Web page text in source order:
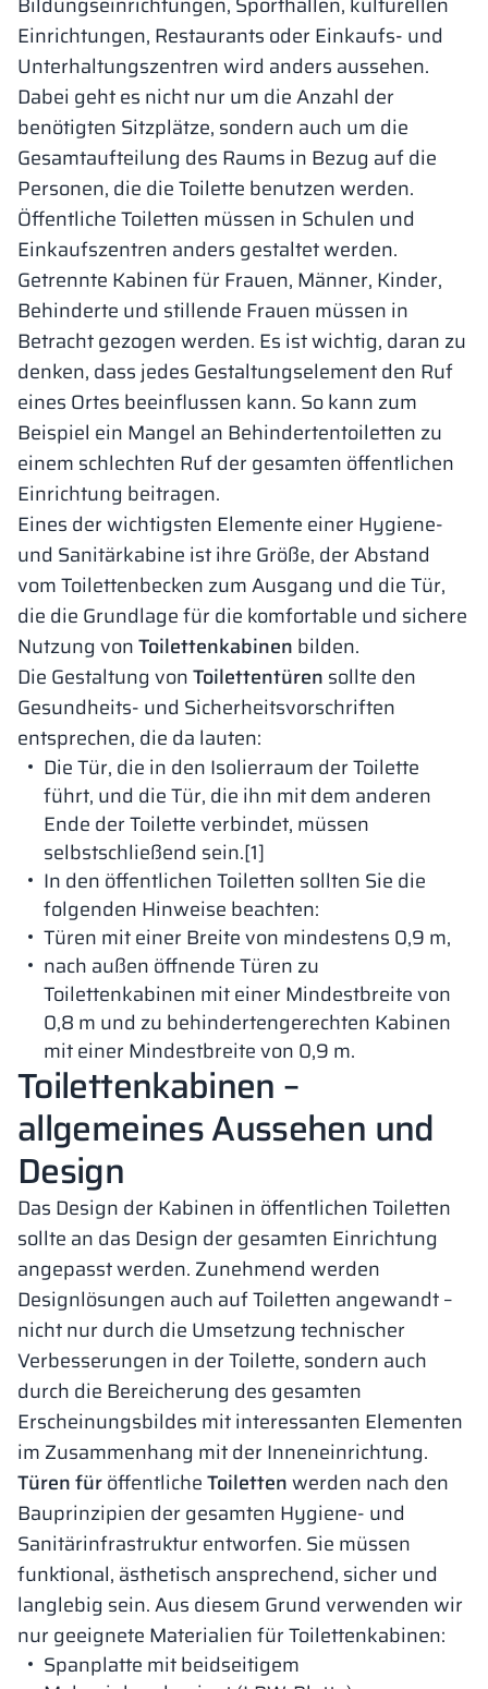
Einrichtungen, Restaurants oder Einkaufs- und
Unterhaltungszentren wird anders aussehen.
Dabei geht es nicht nur um die Anzahl der
benötigten Sitzplätze, sondern auch um die
Gesamtaufteilung des Raums in Bezug auf die
Personen, die die Toilette benutzen werden.
Öffentliche Toiletten müssen in Schulen und
Einkaufszentren anders gestaltet werden.
Getrennte Kabinen für Frauen, Männer, Kinder,
Behinderte und stillende Frauen müssen in
Betracht gezogen werden. Es ist wichtig, daran zu
denken, dass jedes Gestaltungselement den Ruf
eines Ortes beeinflussen kann. So kann zum
Beispiel ein Mangel an Behindertentoiletten zu
einem schlechten Ruf der gesamten öffentlichen
Einrichtung beitragen.
Eines der wichtigsten Elemente einer Hygiene-
und Sanitärkabine ist ihre Größe, der Abstand
vom Toilettenbecken zum Ausgang und die Tür,
die die Grundlage für die komfortable und sichere
Nutzung vonToilettenkabinen bilden.
Die Gestaltung vonToilettentüren sollte den
Gesundheits- und Sicherheitsvorschriften
entsprechen, die da lauten:
Die Tür, die in den Isolierraum der Toilette
führt, und die Tür, die ihn mit dem anderen
Ende der Toilette verbindet, müssen
selbstschließend sein.[1]
In den öffentlichen Toiletten sollten Sie die
folgenden Hinweise beachten:
Türen mit einer Breite von mindestens 0,9 m,
nach außen öffnende Türen zu
Toilettenkabinen mit einer Mindestbreite von
0,8 m und zu behindertengerechten Kabinen
mit einer Mindestbreite von 0,9 m.
Toilettenkabinen –
allgemeines Aussehen und
Design
Das Design der Kabinen in öffentlichen Toiletten
sollte an das Design der gesamten Einrichtung
angepasst werden. Zunehmend werden
Designlösungen auch auf Toiletten angewandt –
nicht nur durch die Umsetzung technischer
Verbesserungen in der Toilette, sondern auch
durch die Bereicherung des gesamten
Erscheinungsbildes mit interessanten Elementen
im Zusammenhang mit der Inneneinrichtung.
Türen füröffentlicheToilettenwerden nach den
Bauprinzipien der gesamten Hygiene- und
Sanitärinfrastruktur entworfen. Sie müssen
funktional, ästhetisch ansprechend, sicher und
langlebig sein. Aus diesem Grund verwenden wir
nur geeignete Materialien für Toilettenkabinen:
Spanplatte mit beidseitigem